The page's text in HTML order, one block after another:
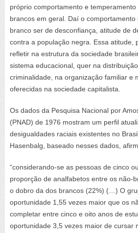
próprio comportamento e
brancos em geral. Daí o comportamento
branco ser de desconfiança, atitude de
contra a população negra. Essa atitude,
refletir na estrutura da sociedade
sistema educacional, quer na
criminalidade, na organização familiar e
oferecidas na sociedade capitalista.
Os dados da Pesquisa Nacional por
(PNAD) de 1976 mostram um perfil
desigualdades raciais existentes no
Hasenbalg, baseado nesses dados,
“considerando-se as pessoas de cinco
proporção de analfabetos entre os não-
o dobro da dos brancos (22%) (…) O
oportunidade 1,55 vezes maior que os
completar entre cinco e oito anos de
oportunidade 3,5 vezes maior de cursar